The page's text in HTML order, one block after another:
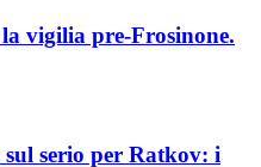
vigilia pre-Frosinone.
serio per Ratkov: i